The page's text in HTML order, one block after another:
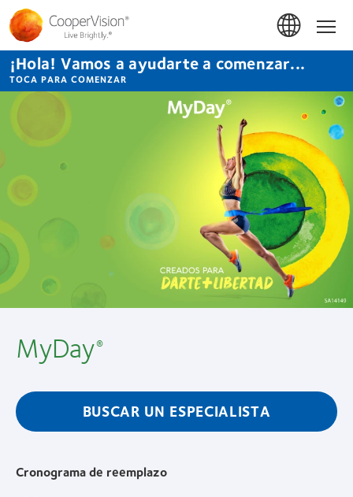
Pasar
contenido
principal
Inicio
¡Hola! Vamos a ayudarte a comenzar...
TOCA PARA COMENZAR
MyDay®
BUSCAR UN ESPECIALISTA
Cronograma de reemplazo